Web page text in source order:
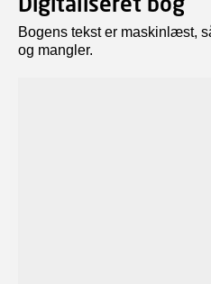
Bogens tekst er maskinlæst,
og mangler.